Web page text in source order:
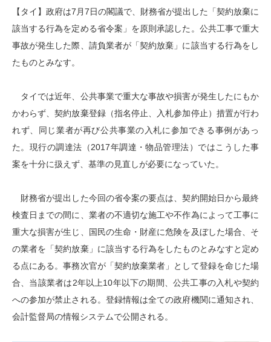
【タイ】政府は7月7日の閣議で、財務省が提出した「契約放棄に
該当する行為を定める省令案」を原則承認した。公共工事で重大
事故が発生した際、請負業者が「契約放棄」に該当する行為をし
たものとみなす。
タイでは近年、公共事業で重大な事故や損害が発生したにもか
かわらず、契約放棄登録（指名停止、入札参加停止）措置が行わ
れず、同じ業者が再び公共事業の入札に参加できる事例があっ
た。現行の調達法（2017年調達・物品管理法）ではこうした事
案を十分に扱えず、基準の見直しが必要になっていた。
財務省が提出した今回の省令案の要点は、契約開始日から最終
検査日までの間に、業者の不適切な施工や不作為によって工事に
重大な損害が生じ、国民の生命・財産に危険を及ぼした場合、そ
の業者を「契約放棄」に該当する行為をしたものとみなすと定め
る点にある。事務次官が「契約放棄業者」として登録を命じた場
合、当該業者は2年以上10年以下の期間、公共工事の入札や契約
への参加が禁止される。登録情報は全ての政府機関に通知され、
会計監督局の情報システムで公開される。